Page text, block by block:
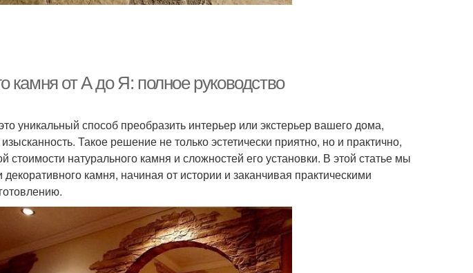
камня от А до Я: полное руководство
уникальный способ преобразить интерьер или экстерьер вашего дома,
Такое решение не только эстетически приятно, но и практично,
стоимости натурального камня и сложностей его установки. В этой статье мы
камня, начиная от истории и заканчивая практическими